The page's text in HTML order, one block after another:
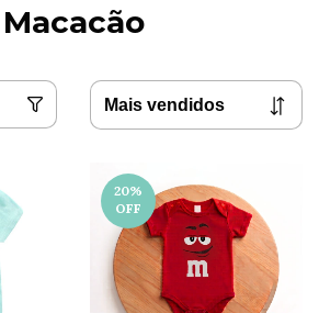
Macacão
20%
OFF